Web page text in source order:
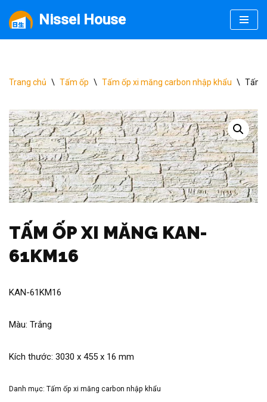
Chuyển
Nissei House
Trang chủ \ Tấm ốp \ Tấm ốp xi măng carbon nhập khẩu \ Tấm
TẤM ỐP XI MĂNG KAN-
61KM16
KAN-61KM16
Màu: Trắng
Kích thước: 3030 x 455 x 16 mm
Danh mục: Tấm ốp xi măng carbon nhập khẩu